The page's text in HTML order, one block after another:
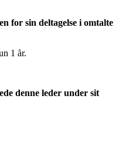
for sin deltagelse i omtalte
1 år.
denne leder under sit